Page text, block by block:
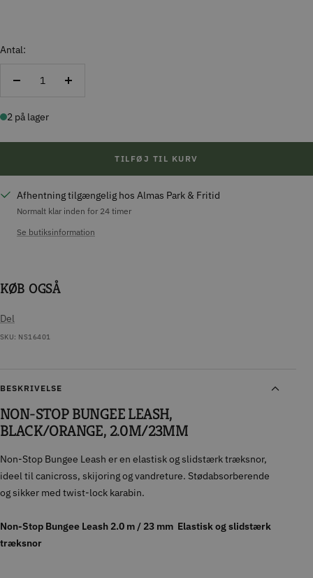
Antal:
Reducer
Forøg
2 på lager
TILFØJ TIL KURV
Afhentning tilgængelig hos Almas Park & Fritid
Normalt klar inden for 24 timer
Se butiksinformation
KØB OGSÅ
Del
SKU: NS16401
BESKRIVELSE
NON-STOP BUNGEE LEASH,
BLACK/ORANGE, 2.0M/23MM
Non-Stop Bungee Leash er en elastisk og slidstærk træksnor,
ideel til canicross, skijoring og vandreture. Stødabsorberende
og sikker med twist-lock karabin.
Non-Stop Bungee Leash 2.0 m / 23 mm  Elastisk og slidstærk
træksnor